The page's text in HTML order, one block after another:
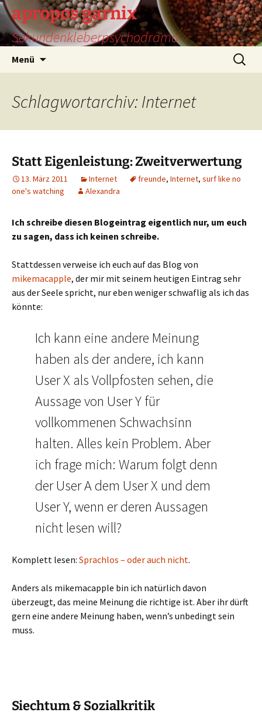
Zum
Inhalt
springen
apropos garnix
Sekundenkleberpsychodrama
Menü
Suchen
nach:
Schlagwortarchiv: Internet
Statt Eigenleistung: Zweitverwertung
13. März 2011 Internet freunde, Internet, surf like no
one's watching
Alexandra
Ich schreibe diesen Blogeintrag eigentlich nur, um euch
zu sagen, dass ich keinen schreibe.
Stattdessen verweise ich euch auf das Blog von
mikemacapple, der mir mit seinem heutigen Eintrag sehr
aus der Seele spricht, nur eben weniger schwaflig als ich das
könnte:
Ich kann eine andere Meinung
haben als der andere, ich kann
User X als Vollpfosten sehen, die
Aussage von User Y für
vollkommenen Schwachsinn
halten. Alles kein Problem. Aber
ich frage mich: Warum folgt denn
der User A dem User X und dem
User Y, wenn er deren Aussagen
nicht lesen will?
Komplett lesen: Sprachlos – oder auch nicht.
Anders als mikemacapple bin ich natürlich davon
überzeugt, das meine Meinung die richtige ist. Aber ihr dürft
gern eine andere Meinung haben, wenn’s unbedingt sein
muss.
Siechtum & Sozialkritik